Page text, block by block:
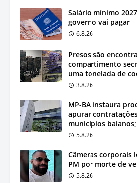
Salário mínimo
governo vai pagar
6.8.26
Presos são
compartimento
uma tonelada de
3.8.26
MP-BA instaura
apurar
municípios
5.8.26
Câmeras corporais
PM por morte de
5.8.26